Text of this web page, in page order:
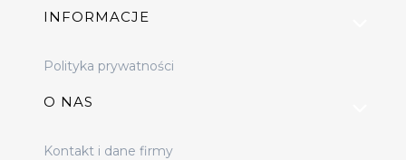
INFORMACJE
Polityka prywatności
O NAS
Kontakt i dane firmy